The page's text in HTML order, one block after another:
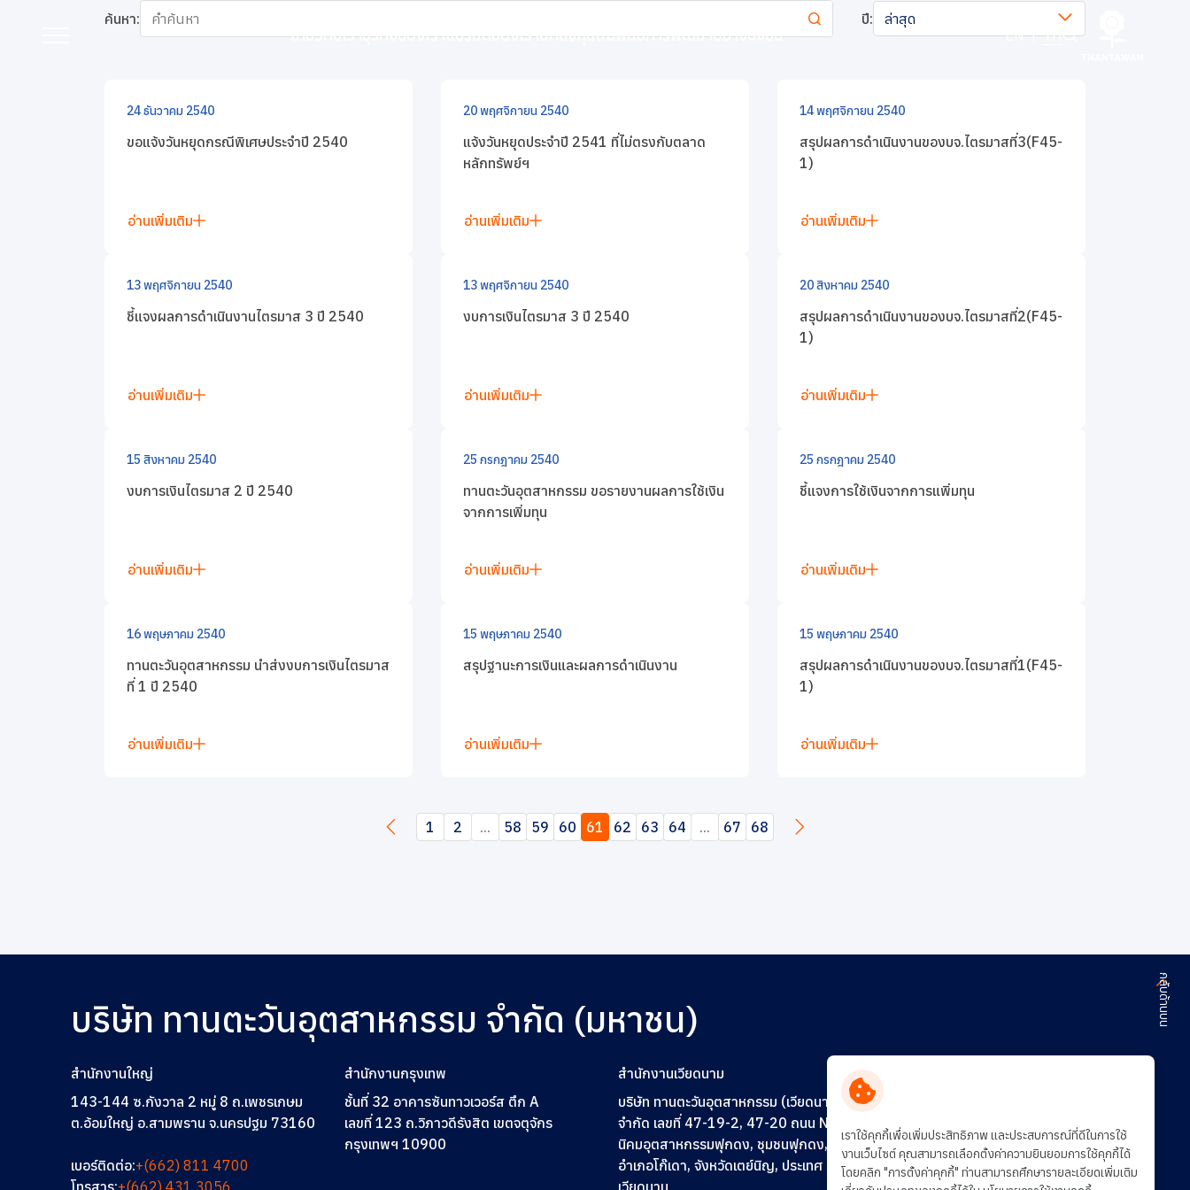
เกี่ยวกับเราธุรกิจของเราแบรนด์ของเรานักลงทุนสัมพันธ์การพัฒนาอย่างยั่งยืน EN | TH
แบรนด์ของเรา
นักลงทุนสัมพันธ์
การกำกับดูแลกิจการที่ดี
ร่วมงานกับเรา
หน้าหลัก นักลงทุนสัมพันธ์
ค้นหา: ปี: ล่าสุด
24 ธันวาคม 2540
ขอแจ้งวันหยุดกรณีพิเศษประจำปี 2540
อ่านเพิ่มเติม
20 พฤศจิกายน 2540
แจ้งวันหยุดประจำปี 2541 ที่ไม่ตรงกับตลาด
หลักทรัพย์ฯ
อ่านเพิ่มเติม
14 พฤศจิกายน 2540
สรุปผลการดำเนินงานของบจ.ไตรมาสที่3(F45-
1)
อ่านเพิ่มเติม
13 พฤศจิกายน 2540
ชี้แจงผลการดำเนินงานไตรมาส 3 ปี 2540
อ่านเพิ่มเติม
13 พฤศจิกายน 2540
งบการเงินไตรมาส 3 ปี 2540
อ่านเพิ่มเติม
20 สิงหาคม 2540
สรุปผลการดำเนินงานของบจ.ไตรมาสที่2(F45-
1)
อ่านเพิ่มเติม
15 สิงหาคม 2540
งบการเงินไตรมาส 2 ปี 2540
อ่านเพิ่มเติม
25 กรกฎาคม 2540
ทานตะวันอุตสาหกรรม ขอรายงานผลการใช้เงิน
จากการเพิ่มทุน
อ่านเพิ่มเติม
25 กรกฎาคม 2540
ชี้แจงการใช้เงินจากการแพิ่มทุน
อ่านเพิ่มเติม
16 พฤษภาคม 2540
ทานตะวันอุตสาหกรรม นำส่งงบการเงินไตรมาส
ที่ 1 ปี 2540
อ่านเพิ่มเติม
15 พฤษภาคม 2540
สรุปฐานะการเงินและผลการดำเนินงาน
อ่านเพิ่มเติม
15 พฤษภาคม 2540
สรุปผลการดำเนินงานของบจ.ไตรมาสที่1(F45-
1)
อ่านเพิ่มเติม
1 2 ... 58 59 60 61 62 63 64 ... 67 68
บริษัท ทานตะวันอุตสาหกรรม จำกัด (มหาชน)
สำนักงานใหญ่
143-144 ซ.กังวาล 2 หมู่ 8 ถ.เพชรเกษม
ต.อ้อมใหญ่ อ.สามพราน จ.นครปฐม 73160
เบอร์ติดต่อ:+(662) 811 4700
โทรสาร:+(662) 431 3056
สำนักงานกรุงเทพ
ชั้นที่ 32 อาคารซันทาวเวอร์ส ตึก A
เลขที่ 123 ถ.วิภาวดีรังสิต เขตจตุจักร
กรุงเทพฯ 10900
สำนักงานเวียดนาม
บริษัท ทานตะวันอุตสาหกรรม (เวียดนาม)
จำกัด เลขที่ 47-19-2, 47-20 ถนน N16
นิคมอุตสาหกรรมฟุกดง, ชุมชนฟุกดง,
อำเภอโก๊เดา, จังหวัดเตย์นิญ, ประเทศ
เวียดนาม
ติดต่อเรา
ร่วมงานกับเรา
การพัฒนาอย่างยั่งยืน
กลับด้านบน
เราใช้คุกกี้เพื่อเพิ่มประสิทธิภาพ และประสบการณ์ที่ดีในการใช้
งานเว็บไซต์ คุณสามารถเลือกตั้งค่าความยินยอมการใช้คุกกี้ได้
โดยคลิก "การตั้งค่าคุกกี้" ท่านสามารถศึกษารายละเอียดเพิ่มเติม